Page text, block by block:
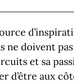
ne doivent
et sa
d’être aux